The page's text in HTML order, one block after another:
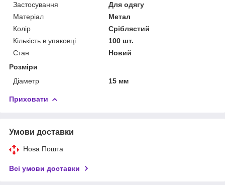
Застосування
Для одягу
Матеріал
Метал
Колір
Сріблястий
Кількість в упаковці
100 шт.
Стан
Новий
Розміри
Діаметр
15 мм
Приховати
Умови доставки
Нова Пошта
Всі умови доставки